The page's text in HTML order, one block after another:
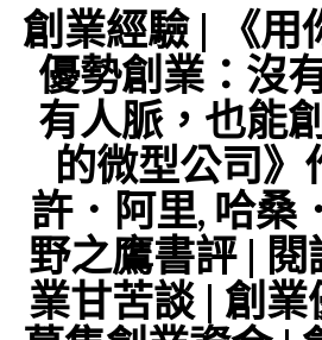
創業經驗 | 《用
優勢創業：沒
有人脈，也能
的微型公司》
許．阿里, 哈桑
野之鷹書評 | 閱
業甘苦談 | 創業